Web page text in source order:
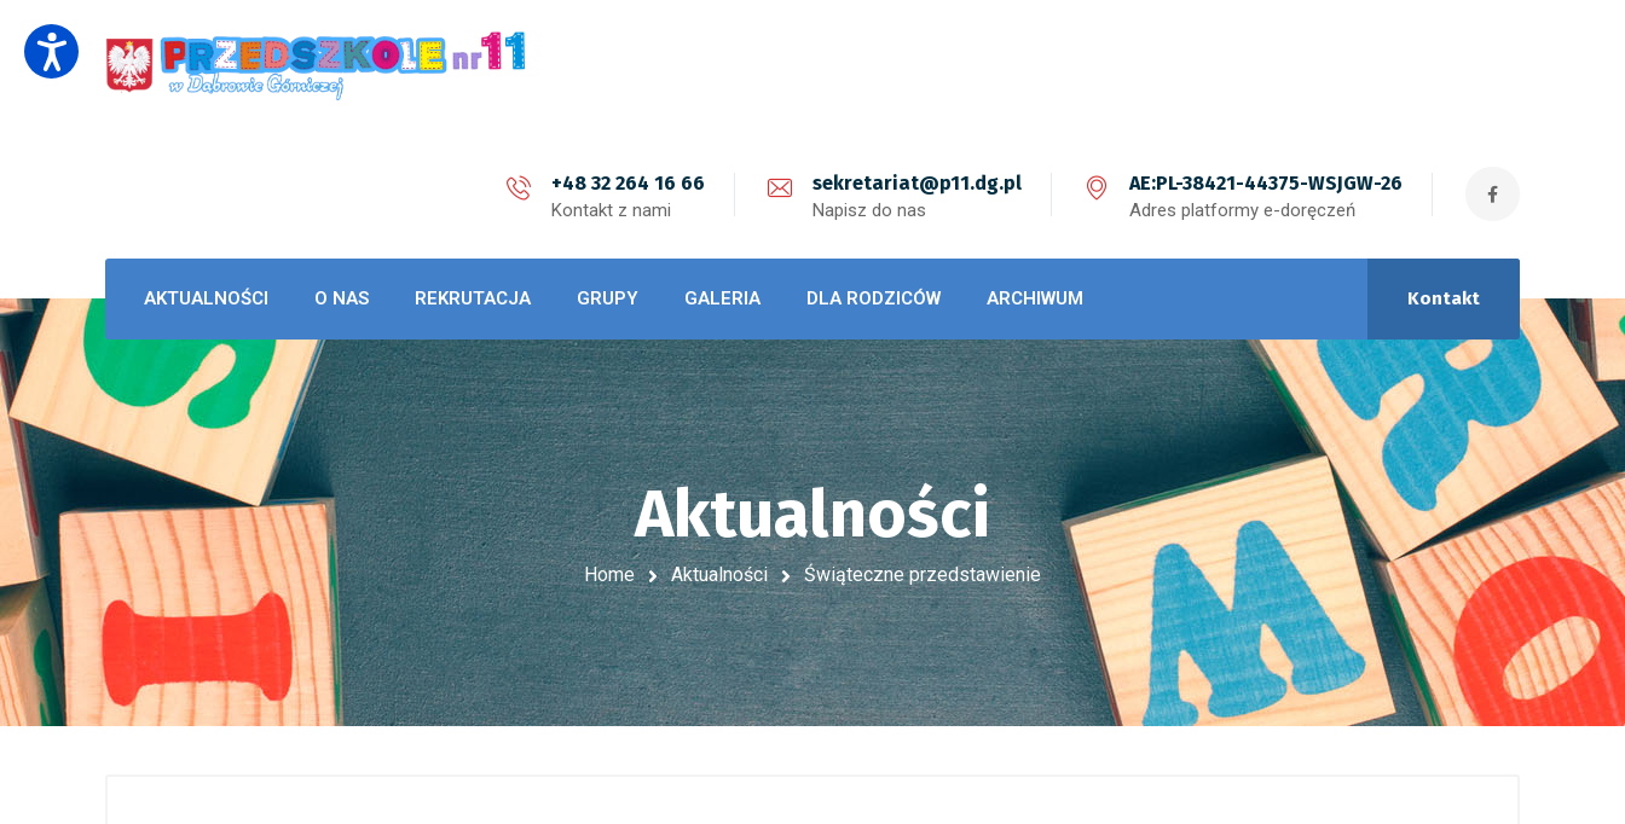
+48 32 264 16 66
Kontakt z nami
sekretariat@p11.dg.pl
Napisz do nas
AE:PL-38421-44375-WSJGW-26
Adres platformy e-doręczeń
Kontakt
AKTUALNOŚCI O NAS REKRUTACJA GRUPY GALERIA DLA RODZICÓW ARCHIWUM
Aktualności
Home Aktualności Świąteczne przedstawienie